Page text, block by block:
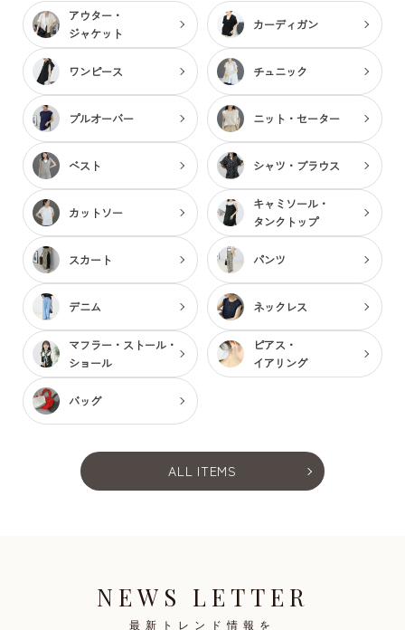
アウター・
ジャケット
カーディガン
ワンピース チュニック
プルオーバー ニット・セーター
ベスト シャツ・ブラウス
カットソー
キャミソール・
タンクトップ
スカート パンツ
デニム ネックレス
マフラー・ストール・
ショール
ピアス・
イアリング
バッグ
ALL ITEMS
NEWS LETTER
最新トレンド情報を